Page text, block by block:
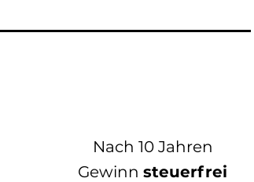
Nach 10 Jahren
Gewinn steuerfrei